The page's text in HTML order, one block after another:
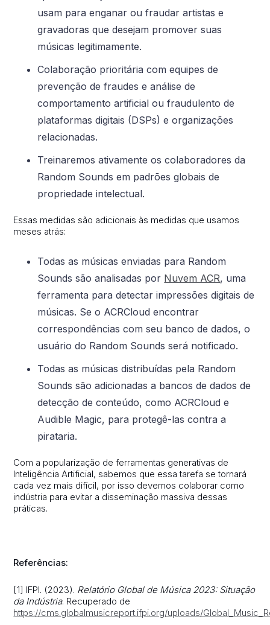
usam para enganar ou fraudar artistas e
gravadoras que desejam promover suas
músicas legitimamente.
Colaboração prioritária com equipes de
prevenção de fraudes e análise de
comportamento artificial ou fraudulento de
plataformas digitais (DSPs) e organizações
relacionadas.
Treinaremos ativamente os colaboradores da
Random Sounds em padrões globais de
propriedade intelectual.
Essas medidas são adicionais às medidas que usamos
meses atrás:
Todas as músicas enviadas para Random
Sounds são analisadas por Nuvem ACR, uma
ferramenta para detectar impressões digitais de
músicas. Se o ACRCloud encontrar
correspondências com seu banco de dados, o
usuário do Random Sounds será notificado.
Todas as músicas distribuídas pela Random
Sounds são adicionadas a bancos de dados de
detecção de conteúdo, como ACRCloud e
Audible Magic, para protegê-las contra a
pirataria.
Com a popularização de ferramentas generativas de
Inteligência Artificial, sabemos que essa tarefa se tornará
cada vez mais difícil, por isso devemos colaborar como
indústria para evitar a disseminação massiva dessas
práticas.
Referências:
[1] IFPI. (2023). Relatório Global de Música 2023: Situação
da Indústria. Recuperado de
https://cms.globalmusicreport.ifpi.org/uploads/